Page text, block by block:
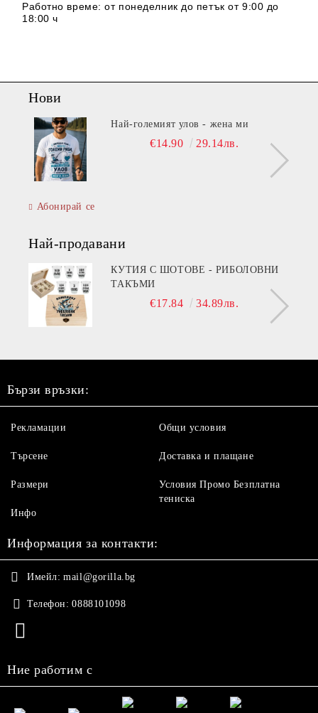
Работно време: от понеделник до петък от 9:00 до
18:00 ч
Нови
Най-големият улов - жена ми
€14.90 29.14лв.
Абонирай се
Най-продавани
КУТИЯ С ШОТОВЕ - РИБОЛОВНИ
ТАКЪМИ
€17.84 34.89лв.
Бързи връзки:
Рекламации
Търсене
Размери
Инфо
Общи условия
Доставка и плащане
Условия Промо Безплатна
тениска
Информация за контакти:
Имейл: mail@gorilla.bg
Телефон: 0888101098
Ние работим с